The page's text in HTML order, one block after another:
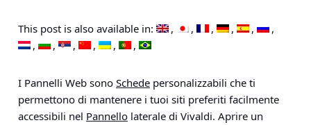
This post is also available in:
I Pannelli Web sono Schede personalizzabili che ti
permettono di mantenere i tuoi siti preferiti facilmente
accessibili nel Pannello laterale di Vivaldi. Aprire un